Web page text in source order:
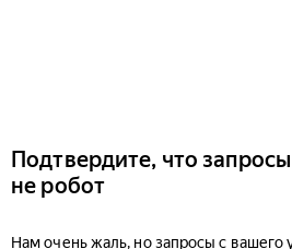
Подтвердите, что
не робот
Нам очень жаль, но запросы с вашего